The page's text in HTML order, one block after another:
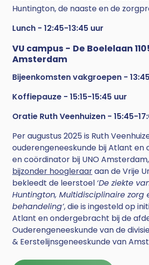
Huntington, de naaste en de
Lunch - 12:45-13:45 uur
VU campus - De Boelelaan
Amsterdam
Bijeenkomstenvakgroepen -
Koffiepauze - 15:15-15:45 uur
Oratie Ruth Veenhuizen - 15:45-
Per augustus 2025 is Ruth
ouderengeneeskunde bij Atlant en
en coördinator bij UNO Amsterdam,
bijzonder hoogleraaraan de Vrije
bekleedt de leerstoel ‘De ziekte
Huntington, Multidisciplinaire zorg
behandeling’, die is ingesteld op
Atlant en ondergebracht bij de
Ouderengeneeskunde van de
& Eerstelijnsgeneeskunde van